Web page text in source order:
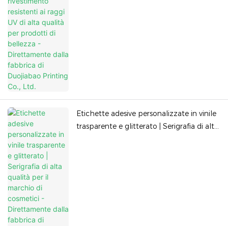
Etichette adesive personalizzate in vinile
trasparente e glitterato | Serigrafia di alta